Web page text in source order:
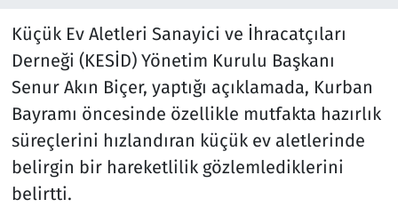
Küçük Ev Aletleri Sanayici ve İhracatçıları
Derneği (KESİD) Yönetim Kurulu Başkanı
Senur Akın Biçer, yaptığı açıklamada, Kurban
Bayramı öncesinde özellikle mutfakta hazırlık
süreçlerini hızlandıran küçük ev aletlerinde
belirgin bir hareketlilik gözlemlediklerini
belirtti.
Spor
Teknoloji ve Bilim
Televizyon